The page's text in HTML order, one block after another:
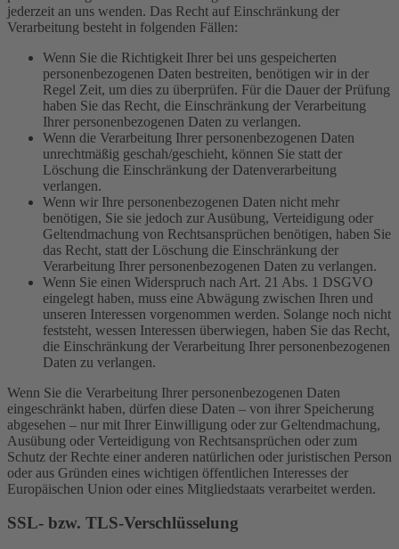
jederzeit an uns wenden. Das Recht auf Einschränkung der
Verarbeitung besteht in folgenden Fällen:
Wenn Sie die Richtigkeit Ihrer bei uns gespeicherten
personenbezogenen Daten bestreiten, benötigen wir in der
Regel Zeit, um dies zu überprüfen. Für die Dauer der Prüfung
haben Sie das Recht, die Einschränkung der Verarbeitung
Ihrer personenbezogenen Daten zu verlangen.
Wenn die Verarbeitung Ihrer personenbezogenen Daten
unrechtmäßig geschah/geschieht, können Sie statt der
Löschung die Einschränkung der Datenverarbeitung
verlangen.
Wenn wir Ihre personenbezogenen Daten nicht mehr
benötigen, Sie sie jedoch zur Ausübung, Verteidigung oder
Geltendmachung von Rechtsansprüchen benötigen, haben Sie
das Recht, statt der Löschung die Einschränkung der
Verarbeitung Ihrer personenbezogenen Daten zu verlangen.
Wenn Sie einen Widerspruch nach Art. 21 Abs. 1 DSGVO
eingelegt haben, muss eine Abwägung zwischen Ihren und
unseren Interessen vorgenommen werden. Solange noch nicht
feststeht, wessen Interessen überwiegen, haben Sie das Recht,
die Einschränkung der Verarbeitung Ihrer personenbezogenen
Daten zu verlangen.
Wenn Sie die Verarbeitung Ihrer personenbezogenen Daten
eingeschränkt haben, dürfen diese Daten – von ihrer Speicherung
abgesehen – nur mit Ihrer Einwilligung oder zur Geltendmachung,
Ausübung oder Verteidigung von Rechtsansprüchen oder zum
Schutz der Rechte einer anderen natürlichen oder juristischen Person
oder aus Gründen eines wichtigen öffentlichen Interesses der
Europäischen Union oder eines Mitgliedstaats verarbeitet werden.
SSL- bzw. TLS-Verschlüsselung